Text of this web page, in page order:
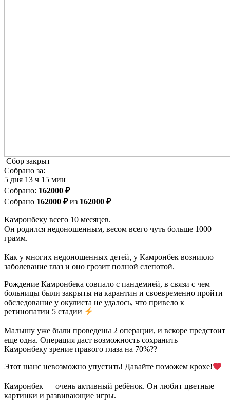
Сбор закрыт
Собрано за:
5 дня 13 ч 15 мин
Cобрано: 162000 ₽
Собрано 162000 ₽из 162000 ₽
Камронбеку всего 10 месяцев.
Он родился недоношенным, весом всего чуть больше 1000
грамм.
Как у многих недоношенных детей, у Камронбек возникло
заболевание глаз и оно грозит полной слепотой.
Рождение Камронбека совпало с пандемией, в связи с чем
больницы были закрыты на карантин и своевременно пройти
обследование у окулиста не удалось, что привело к
ретинопатии 5 стадии
Малышу уже были проведены 2 операции, и вскоре предстоит
еще одна. Операция даст возможность сохранить
Камронбеку зрение правого глаза на 70%??
Этот шанс невозможно упустить! Давайте поможем крохе!
Камронбек — очень активный ребёнок. Он любит цветные
картинки и развивающие игры.